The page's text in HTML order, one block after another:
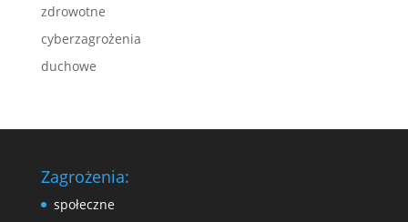
zdrowotne
cyberzagrożenia
duchowe
Zagrożenia:
społeczne